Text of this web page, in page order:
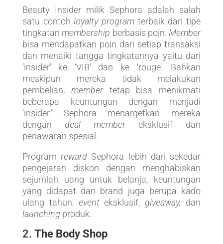
Beauty Insider milik Sephora adalah salah
satu contoh loyalty program terbaik dari tipe
tingkatanmembership berbasis poin. Member
bisa mendapatkan poin dari setiap transaksi
dan menaiki tangga tingkatannya yaitu dari
‘insider’ ke ‘VIB’ dan ke ‘rouge’. Bahkan
meskipun mereka tidak melakukan
pembelian, member tetap bisa menikmati
beberapa keuntungan dengan menjadi
‘insider.’ Sephora menargetkan mereka
dengan deal membereksklusif dan
penawaran spesial.
ProgramrewardSephora lebih dari sekedar
pengejaran diskon dengan menghabiskan
sejumlah uang untuk belanja, keuntungan
yang didapat dari brand juga berupa kado
ulang tahun, eventeksklusif,giveaway, dan
launching produk.
2. The Body Shop